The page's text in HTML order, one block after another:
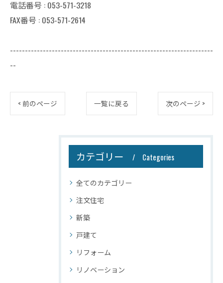
電話番号 : 053-571-3218
FAX番号 : 053-571-2614
--------------------------------------------------------------------
--
< 前のページ 一覧に戻る 次のページ >
カテゴリー Categories
全てのカテゴリー
注文住宅
新築
戸建て
リフォーム
リノベーション